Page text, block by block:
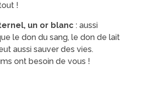
!
un or blanc : aussi
le don du sang, le don de lait
aussi sauver des vies.
ont besoin de vous !